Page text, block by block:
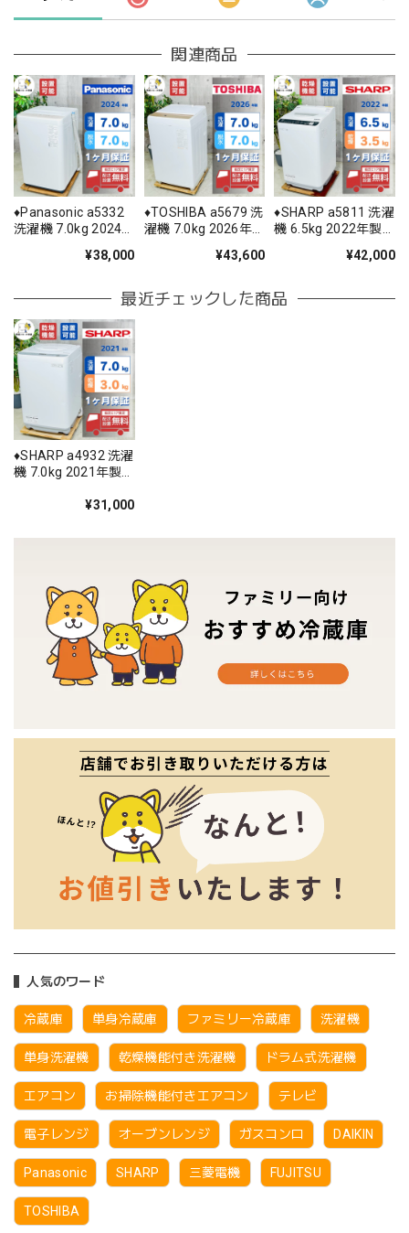
人気のワード
冷蔵庫 単身冷蔵庫 ファミリー冷蔵庫 洗濯機
単身洗濯機 乾燥機能付き洗濯機 ドラム式洗濯機
エアコン お掃除機能付きエアコン テレビ
電子レンジ オーブンレンジ ガスコンロ DAIKIN
Panasonic SHARP 三菱電機 FUJITSU
TOSHIBA
関連商品
♦️Panasonic a5332
洗濯機 7.0kg 2024
¥38,000
♦️TOSHIBA a5679 洗
濯機 7.0kg 2026年
¥43,600
♦️SHARP a5811 洗濯
機 6.5kg 2022年製
¥42,000
最近チェックした商品
♦️SHARP a4932 洗濯
機 7.0kg 2021年製
¥31,000